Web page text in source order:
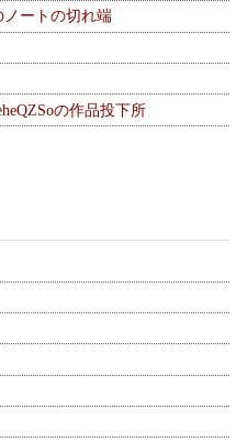
ートの切れ端
の作品投下所